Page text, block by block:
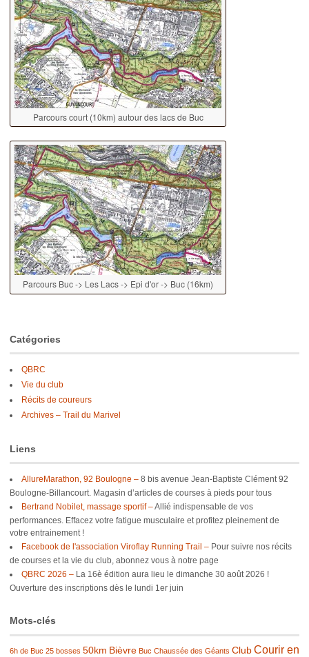
Parcours court (10km) autour des lacs de Buc
Parcours Buc -> Les Lacs -> Epi d'or -> Buc (16km)
Catégories
QBRC
Vie du club
Récits de coureurs
Archives – Trail du Marivel
Liens
AllureMarathon, 92 Boulogne – 8 bis avenue Jean-Baptiste Clément 92
Boulogne-Billancourt. Magasin d’articles de courses à pieds pour tous
Bertrand Nobilet, massage sportif –Allié indispensable de vos
performances. Effacez votre fatigue musculaire et profitez pleinement de
votre entrainement !
Facebook de l'association Viroflay Running Trail – Pour suivre nos récits
de courses et la vie du club, abonnez vous à notre page
QBRC 2026 – La 16è édition aura lieu le dimanche 30 août 2026 !
Ouverture des inscriptions dès le lundi 1er juin
Mots-clés
6h de Buc 25 bosses 50km Bièvre Buc Chaussée des Géants ClubCourir en